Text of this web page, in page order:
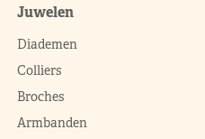
Juwelen
Diademen
Colliers
Broches
Armbanden